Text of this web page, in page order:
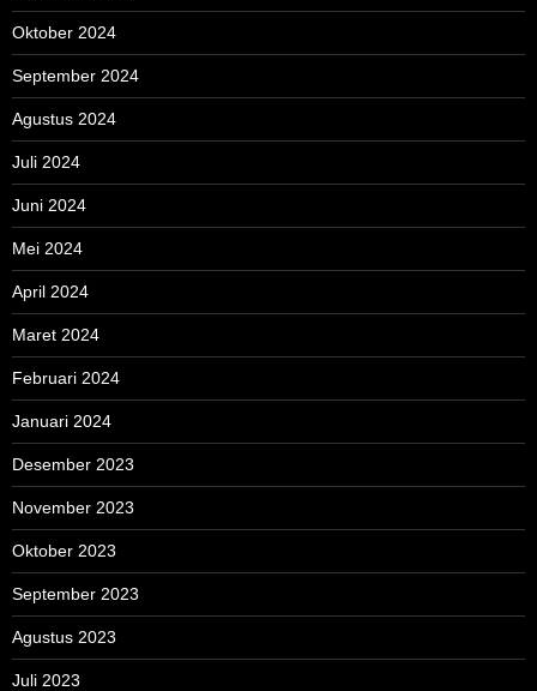
Oktober 2024
September 2024
Agustus 2024
Juli 2024
Juni 2024
Mei 2024
April 2024
Maret 2024
Februari 2024
Januari 2024
Desember 2023
November 2023
Oktober 2023
September 2023
Agustus 2023
Juli 2023